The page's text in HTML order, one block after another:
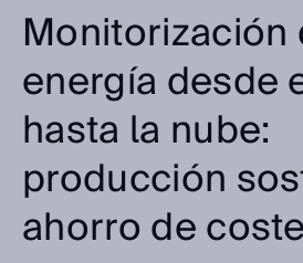
Monitorización
energía desde
hasta la nube:
producción
ahorro de